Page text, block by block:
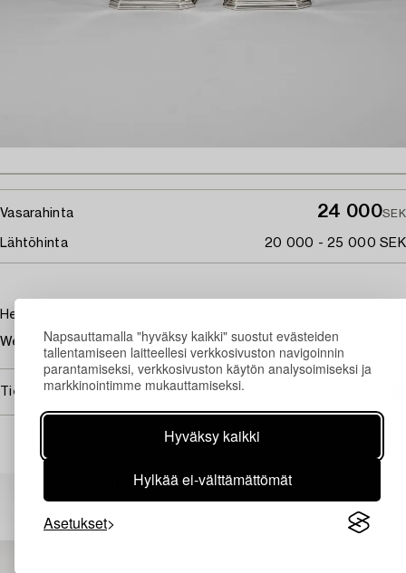
Napsauttamalla "hyväksy kaikki" suostut evästeiden
tallentamiseen laitteellesi verkkosivuston navigoinnin
parantamiseksi, verkkosivuston käytön analysoimiseksi ja
markkinointimme mukauttamiseksi.
Hyväksy kaikki
Hylkää ei-välttämättömät
Asetukset
Vasarahinta 24 000SEK
Lähtöhinta 20 000 - 25 000 SEK
Height 12,5 cm, weight 410 g.
Wear, later engraving underneath.
Tietoa ostamisesta
Muiden katsomia kohteita